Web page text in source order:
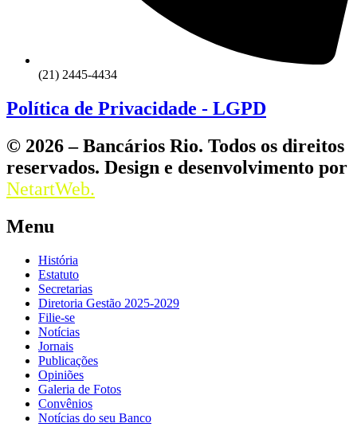
(21) 2445-4434
Política de Privacidade - LGPD
© 2026 – Bancários Rio. Todos os direitos
reservados. Design e desenvolvimento por
NetartWeb.
Menu
História
Estatuto
Secretarias
Diretoria Gestão 2025-2029
Filie-se
Notícias
Jornais
Publicações
Opiniões
Galeria de Fotos
Convênios
Notícias do seu Banco